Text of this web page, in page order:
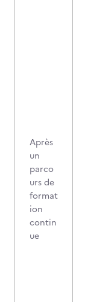
Après
un
parco
urs de
format
ion
contin
ue